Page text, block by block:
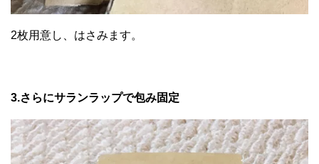
2枚用意し、はさみます。
3.さらにサランラップで包み固定